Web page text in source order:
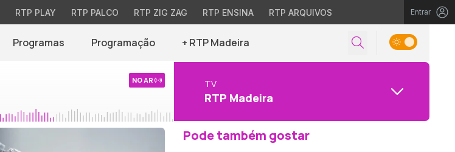
RTP PLAY RTP PALCO RTP ZIG ZAG RTP ENSINA RTP ARQUIVOS Entrar
Programas Programação + RTP Madeira
NO AR TV
RTP Madeira
Pode também gostar